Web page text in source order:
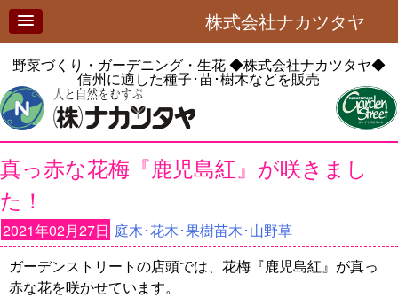
株式会社ナカツタヤ
野菜づくり・ガーデニング・生花◆株式会社ナカツタヤ◆
信州に適した種子･苗･樹木などを販売
真っ赤な花梅『鹿児島紅』が咲きまし
た！
2021年02月27日 庭木･花木･果樹苗木･山野草
ガーデンストリートの店頭では、花梅『鹿児島紅』が真っ
赤な花を咲かせています。